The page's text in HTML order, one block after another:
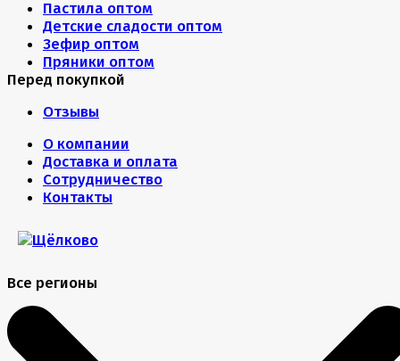
Пастила оптом
Детские сладости оптом
Зефир оптом
Пряники оптом
Перед покупкой
Отзывы
О компании
Доставка и оплата
Сотрудничество
Контакты
Все регионы